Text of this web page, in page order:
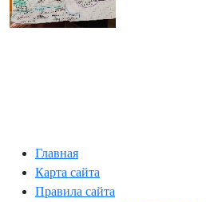
Главная
Карта сайта
Правила сайта